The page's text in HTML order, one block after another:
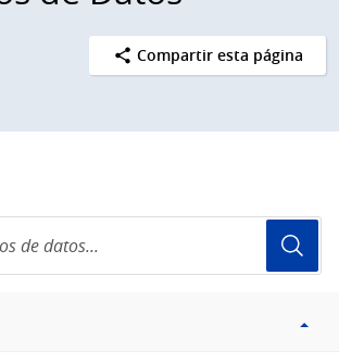
Compartir esta página